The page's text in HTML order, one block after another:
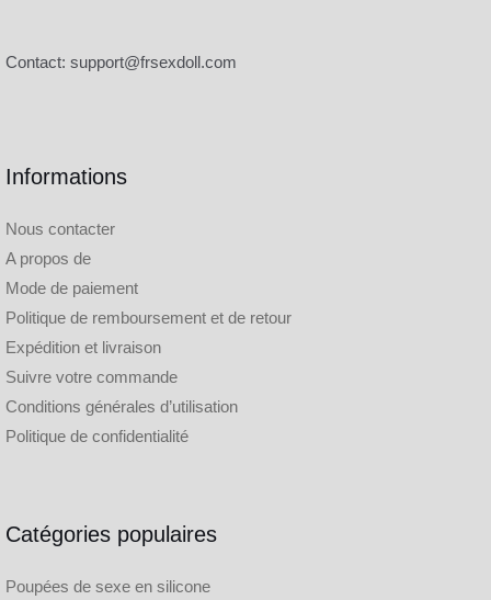
Contact: support@frsexdoll.com
Informations
Nous contacter
A propos de
Mode de paiement
Politique de remboursement et de retour
Expédition et livraison
Suivre votre commande
Conditions générales d’utilisation
Politique de confidentialité
Catégories populaires
Poupées de sexe en silicone